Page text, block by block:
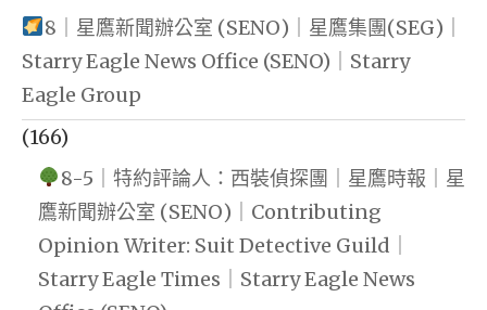
8｜星鷹新聞辦公室 (SENO)｜星鷹集團(SEG)｜
Starry Eagle News Office (SENO)｜Starry
Eagle Group
(166)
8-5｜特約評論人：西裝偵探團｜星鷹時報｜星
鷹新聞辦公室 (SENO)｜Contributing
Opinion Writer: Suit Detective Guild｜
Starry Eagle Times｜Starry Eagle News